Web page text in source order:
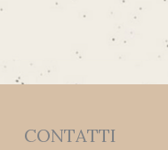
CONTATTI